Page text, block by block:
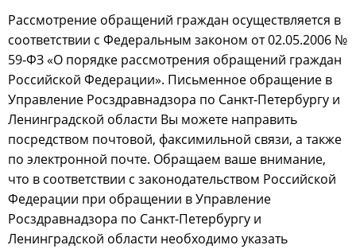
Рассмотрение обращений граждан осуществляется в
соответствии с Федеральным законом от 02.05.2006 №
59-ФЗ «О порядке рассмотрения обращений граждан
Российской Федерации». Письменное обращение в
Управление Росздравнадзора по Санкт-Петербургу и
Ленинградской области Вы можете направить
посредством почтовой, факсимильной связи, а также
по электронной почте. Обращаем ваше внимание,
что в соответствии с законодательством Российской
Федерации при обращении в Управление
Росздравнадзора по Санкт-Петербургу и
Ленинградской области необходимо указать